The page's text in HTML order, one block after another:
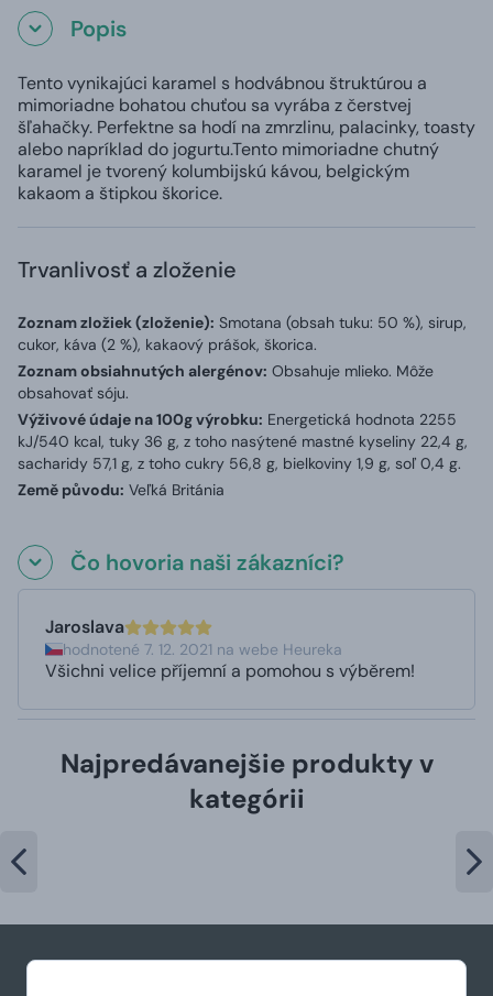
Popis
Tento vynikajúci karamel s hodvábnou štruktúrou a
mimoriadne bohatou chuťou sa vyrába z čerstvej
šľahačky. Perfektne sa hodí na zmrzlinu, palacinky, toasty
alebo napríklad do jogurtu.Tento mimoriadne chutný
karamel je tvorený kolumbijskú kávou, belgickým
kakaom a štipkou škorice.
Trvanlivosť a zloženie
Zoznam zložiek (zloženie): Smotana (obsah tuku: 50 %), sirup,
cukor, káva (2 %), kakaový prášok, škorica.
Zoznam obsiahnutých alergénov: Obsahuje mlieko. Môže
obsahovať sóju.
Výživové údaje na 100g výrobku: Energetická hodnota 2255
kJ/540 kcal, tuky 36 g, z toho nasýtené mastné kyseliny 22,4 g,
sacharidy 57,1 g, z toho cukry 56,8 g, bielkoviny 1,9 g, soľ 0,4 g.
Země původu: Veľká Británia
Čo hovoria naši zákazníci?
Jaroslava
hodnotené 7. 12. 2021 na webe Heureka
Všichni velice příjemní a pomohou s výběrem!
Najpredávanejšie produkty v
kategórii